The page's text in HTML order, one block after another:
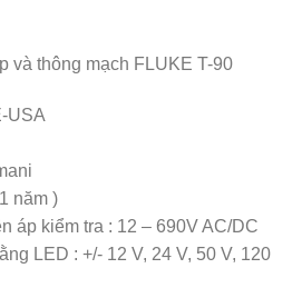
và thông mạch FLUKE T-90
USA
năm )
áp kiểm tra : 12 – 690V AC/DC
LED : +/- 12 V, 24 V, 50 V, 120